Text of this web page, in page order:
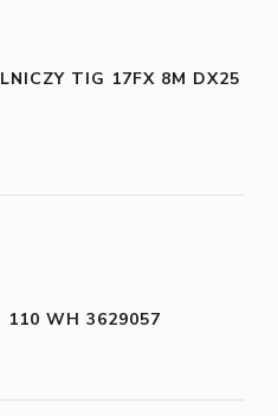
TIG 17FX 8M DX25
110 WH 3629057